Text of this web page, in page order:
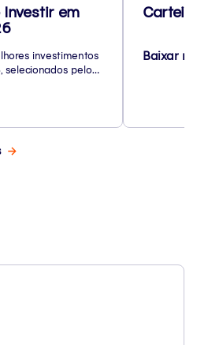
Investir em
investimentos
selecionados pelo
Carteira
Baixar